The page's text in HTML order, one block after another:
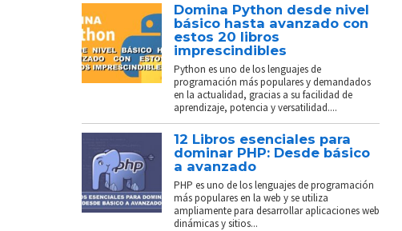
Domina Python desde nivel
básico hasta avanzado con
estos 20 libros
imprescindibles
Python es uno de los lenguajes de
programación más populares y demandados
en la actualidad, gracias a su facilidad de
aprendizaje, potencia y versatilidad....
12 Libros esenciales para
dominar PHP: Desde básico
a avanzado
PHP es uno de los lenguajes de programación
más populares en la web y se utiliza
ampliamente para desarrollar aplicaciones web
dinámicas y sitios...